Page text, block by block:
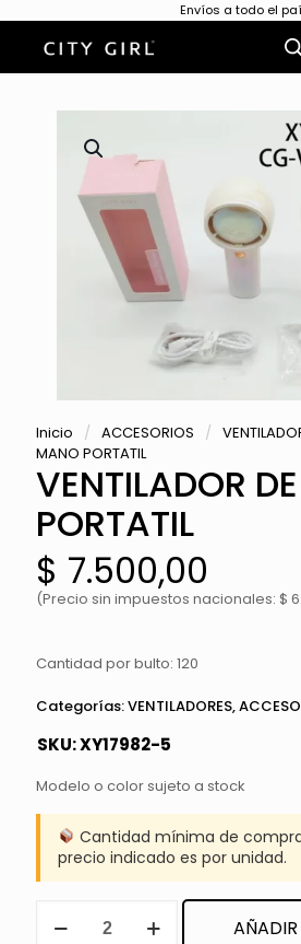
Envíos a todo el
Inicio / ACCESORIOS /
MANO PORTATIL
VENTILADOR
PORTATIL
$ 7.500,00
(Precio sin impuestos nacionales: $
Cantidad por bulto: 120
Categorías:VENTILADORES,
SKU:XY17982-5
Modelo o color sujeto a stock
Cantidad mínima de
precio indicado es por unidad.